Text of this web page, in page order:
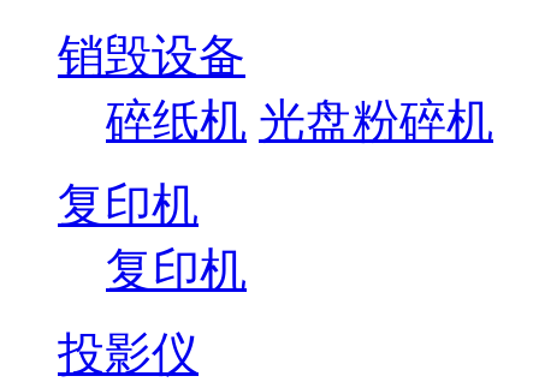
销毁设备
碎纸机 光盘粉碎机
复印机
复印机
投影仪